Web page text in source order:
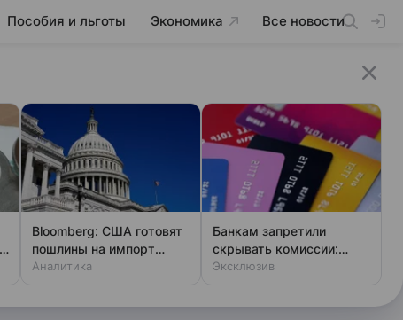
Пособия и льготы Экономика Все новости
Bloomberg: США готовят
пошлины на импорт
поликремния
Аналитика
Банкам запретили
скрывать комиссии:
закон вступает в силу
Эксклюзив